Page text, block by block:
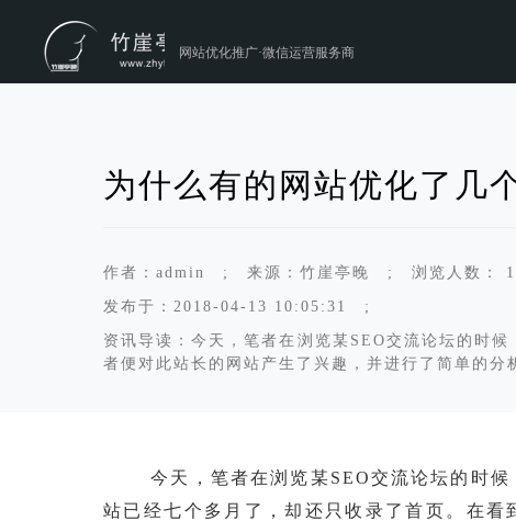
网站优化推广·微信运营服务商
为什么有的网站优化了几
作者：admin ; 来源：竹崖亭晚 ; 浏览人数：
发布于：2018-04-13 10:05:31 ;
资讯导读：今天，笔者在浏览某SEO交流论坛的时
者便对此站长的网站产生了兴趣，并进行了简单的
今天，笔者在浏览某SEO交流论坛的时候
站已经七个多月了，却还只收录了首页。在